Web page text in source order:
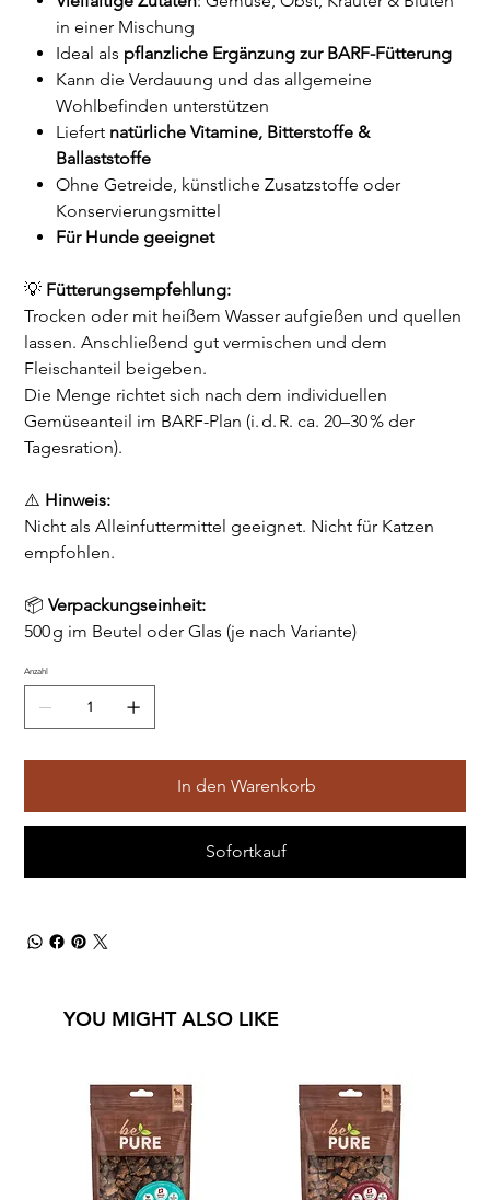
in einer Mischung
Ideal als pflanzliche Ergänzung zur BARF-Fütterung
Kann die Verdauung und das allgemeine
Wohlbefinden unterstützen
Liefert natürliche Vitamine, Bitterstoffe &
Ballaststoffe
Ohne Getreide, künstliche Zusatzstoffe oder
Konservierungsmittel
Für Hunde geeignet
💡 Fütterungsempfehlung:
Trocken oder mit heißem Wasser aufgießen und quellen
lassen. Anschließend gut vermischen und dem
Fleischanteil beigeben.
Die Menge richtet sich nach dem individuellen
Gemüseanteil im BARF-Plan (i. d. R. ca. 20–30 % der
Tagesration).
⚠️ Hinweis:
Nicht als Alleinfuttermittel geeignet. Nicht für Katzen
empfohlen.
📦Verpackungseinheit:
500 g im Beutel oder Glas (je nach Variante)
Anzahl
In den Warenkorb
Sofortkauf
YOU MIGHT ALSO LIKE